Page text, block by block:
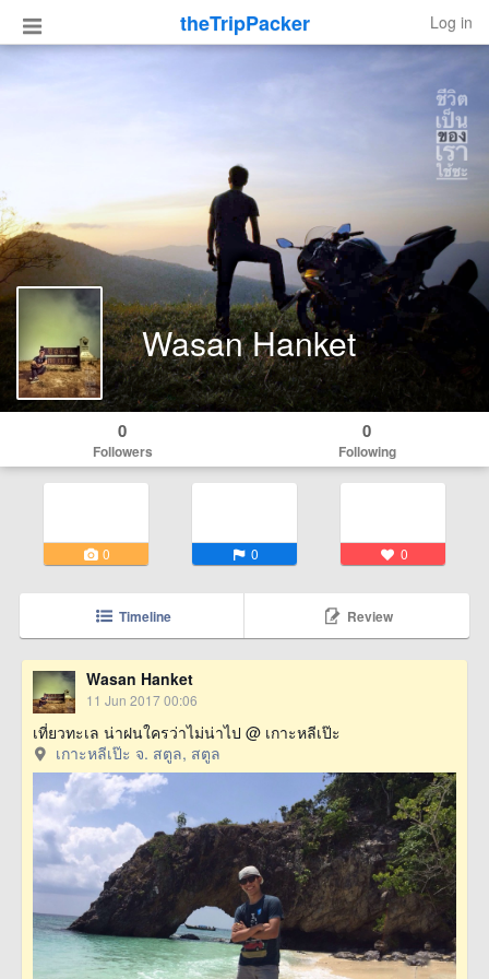
theTripPacker Log in
Wasan Hanket
0
Followers
0
Following
0 0 0
Timeline Review
Wasan Hanket
11 Jun 2017 00:06
เที่ยวทะเล น่าฝนใครว่าไม่น่าไป @ เกาะหลีเป๊ะ
เกาะหลีเป๊ะ จ. สตูล, สตูล